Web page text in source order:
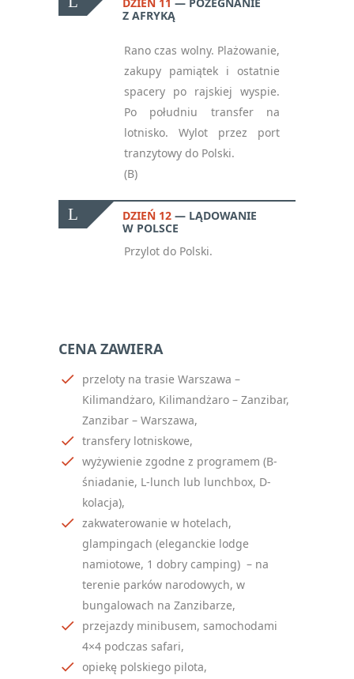
Oświadczam, że zapisując
akceptuję politykę
prywatności RODO*
Zapisz się notifications_active
Please
this
field
Z AFRYKĄ
Rano czas wolny. Plażowanie,
zakupy pamiątek i ostatnie
spacery po rajskiej wyspie.
Po południu transfer na
lotnisko. Wylot przez port
tranzytowy do Polski.
(B)
DZIEŃ 12
LĄDOWANIE
W POLSCE
Przylot do Polski.
CENA ZAWIERA
przeloty na trasie Warszawa –
Kilimandżaro, Kilimandżaro – Zanzibar,
Zanzibar – Warszawa,
transfery lotniskowe,
wyżywienie zgodne z programem (B-
śniadanie, L-lunch lub lunchbox, D-
kolacja),
zakwaterowanie w hotelach,
glampingach (eleganckie lodge
namiotowe, 1 dobry camping) – na
terenie parków narodowych, w
bungalowach na Zanzibarze,
przejazdy minibusem, samochodami
4×4 podczas safari,
opiekę polskiego pilota,